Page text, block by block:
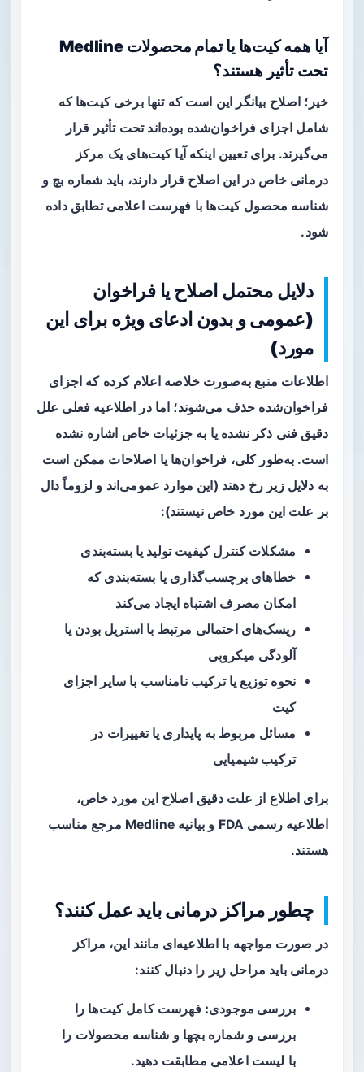
آیا همه کیت‌ها یا تمام محصولات Medline
تحت تأثیر هستند؟
خیر؛ اصلاح بیانگر این است که تنها برخی کیت‌ها که
شامل اجزای فراخوان‌شده بوده‌اند تحت تأثیر قرار
می‌گیرند. برای تعیین اینکه آیا کیت‌های یک مرکز
درمانی خاص در این اصلاح قرار دارند، باید شماره بچ و
شناسه محصول کیت‌ها با فهرست‌ اعلامی تطابق داده
شود.
دلایل محتمل اصلاح یا فراخوان
(عمومی و بدون ادعای ویژه برای این
مورد)
اطلاعات منبع به‌صورت خلاصه اعلام کرده که اجزای
فراخوان‌شده حذف می‌شوند؛ اما در اطلاعیه فعلی علل
دقیق فنی ذکر نشده یا به جزئیات خاص اشاره نشده
است. به‌طور کلی، فراخوان‌ها یا اصلاحات ممکن است
به دلایل زیر رخ دهند (این موارد عمومی‌اند و لزوماً دال
بر علت این مورد خاص نیستند):
مشکلات کنترل کیفیت تولید یا بسته‌بندی
خطاهای برچسب‌گذاری یا بسته‌بندی که
امکان مصرف اشتباه ایجاد می‌کند
ریسک‌های احتمالی مرتبط با استریل بودن یا
آلودگی میکروبی
نحوه توزیع یا ترکیب نامناسب با سایر اجزای
کیت
مسائل مربوط به پایداری یا تغییرات در
ترکیب شیمیایی
برای اطلاع از علت دقیق اصلاح این مورد خاص،
اطلاعیه رسمی FDA و بیانیه Medline مرجع مناسب
هستند.
چطور مراکز درمانی باید عمل کنند؟
در صورت مواجهه با اطلاعیه‌ای مانند این، مراکز
درمانی باید مراحل زیر را دنبال کنند:
بررسی موجودی: فهرست کامل کیت‌ها را
بررسی و شماره بچها و شناسه محصولات را
با لیست اعلامی مطابقت دهید.